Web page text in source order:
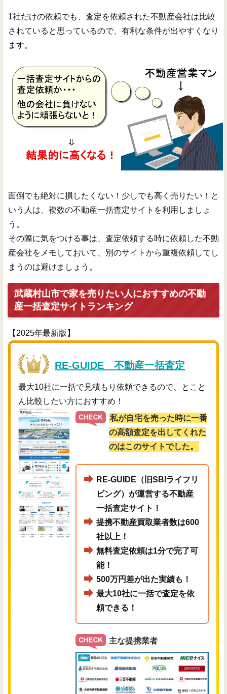
1社だけの依頼でも、査定を依頼された不動産会社は比較
されていると思っているので、有利な条件が出やすくなり
ます。
面倒でも絶対に損したくない！少しでも高く売りたい！と
いう人は、複数の不動産一括査定サイトを利用しましょ
う。
その際に気をつける事は、査定依頼する時に依頼した不動
産会社をメモしておいて、別のサイトから重複依頼してし
まうのは避けましょう。
武蔵村山市で家を売りたい人におすすめの不動
産一括査定サイトランキング
【2025年最新版】
RE-GUIDE 不動産一括査定
最大10社に一括で見積もり依頼できるので、とこと
ん比較したい方におすすめ！
私が自宅を売った時に一番
の高額査定を出してくれた
のはこのサイトでした。
RE-GUIDE（旧SBIライフリ
ビング）が運営する不動産
一括査定サイト！
提携不動産買取業者数は600
社以上！
無料査定依頼は1分で完了可
能！
500万円差が出た実績も！
最大10社に一括で査定を依
頼できる！
主な提携業者